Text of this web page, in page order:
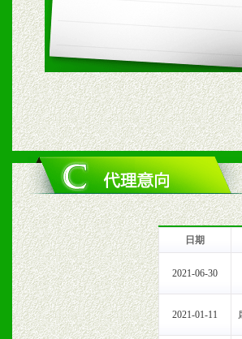
五、退换货制度
1、给予前期市
2、对于临期，
六、服务优势
1、完善的信息
我们将及时回复
2、售后服务：
以及时受理记录
日期
2021-06-30
2021-01-11